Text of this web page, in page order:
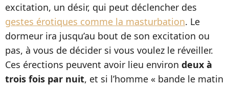
excitation, un désir, qui peut déclencher des
gestes érotiques comme la masturbation. Le
dormeur ira jusqu’au bout de son excitation ou
pas, à vous de décider si vous voulez le réveiller.
Ces érections peuvent avoir lieu environ deux à
trois fois par nuit, et si l’homme « bande le matin